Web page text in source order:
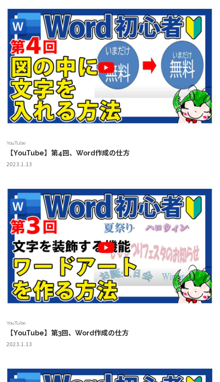
YouTube
【YouTube】第4回、Word作成の仕方
2023.1.13
YouTube
【YouTube】第3回、Word作成の仕方
2023.1.13